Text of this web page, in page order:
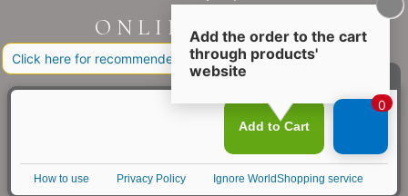
商品を探す SEARCH
ONLINE STORE
COPYRIGHT © ORIBE ALL RIGHTS RESERVED.